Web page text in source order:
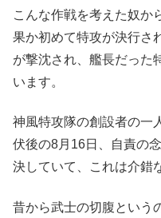
こんな作戦を考えた奴か
果か初めて特攻が決行さ
が撃沈され、艦長だった
います。
神風特攻隊の創設者の一
伏後の8月16日、自責の
決していて、これは介錯
昔から武士の切腹という